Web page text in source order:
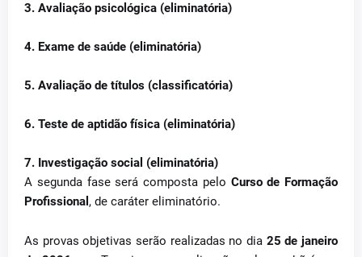
3. Avaliação psicológica (eliminatória)
4. Exame de saúde (eliminatória)
5. Avaliação de títulos (classificatória)
6. Teste de aptidão física (eliminatória)
7. Investigação social (eliminatória)
A segunda fase será composta pelo Curso de Formação
Profissional , de caráter eliminatório.
As provas objetivas serão realizadas no dia 25 de janeiro